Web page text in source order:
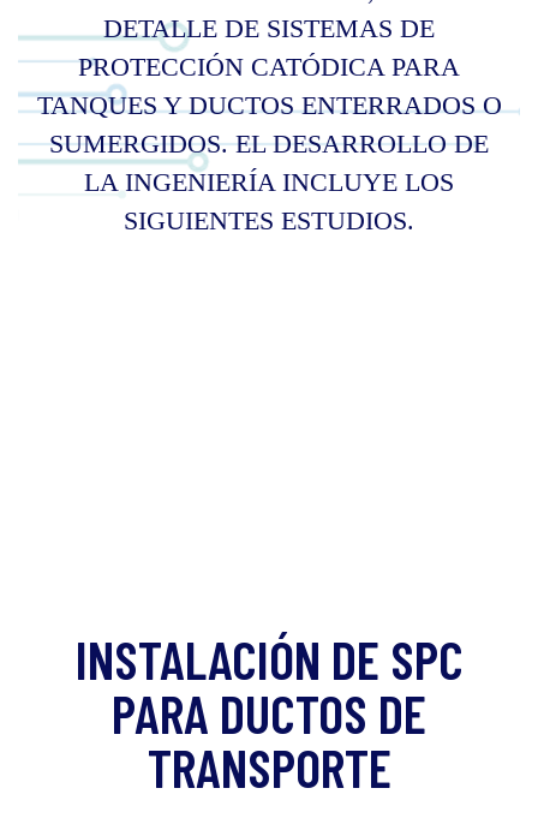
DETALLE DE SISTEMAS DE
PROTECCIÓN CATÓDICA PARA
TANQUES Y DUCTOS ENTERRADOS O
SUMERGIDOS. EL DESARROLLO DE
LA INGENIERÍA INCLUYE LOS
SIGUIENTES ESTUDIOS.
INSTALACIÓN DE SPC
PARA DUCTOS DE
TRANSPORTE